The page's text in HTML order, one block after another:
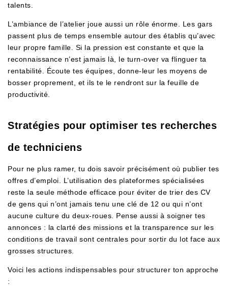
talents.
L’ambiance de l’atelier joue aussi un rôle énorme. Les gars
passent plus de temps ensemble autour des établis qu’avec
leur propre famille. Si la pression est constante et que la
reconnaissance n’est jamais là, le turn-over va flinguer ta
rentabilité. Écoute tes équipes, donne-leur les moyens de
bosser proprement, et ils te le rendront sur la feuille de
productivité.
Stratégies pour optimiser tes recherches
de techniciens
Pour ne plus ramer, tu dois savoir précisément où publier tes
offres d’emploi. L’utilisation des plateformes spécialisées
reste la seule méthode efficace pour éviter de trier des CV
de gens qui n’ont jamais tenu une clé de 12 ou qui n’ont
aucune culture du deux-roues. Pense aussi à soigner tes
annonces : la clarté des missions et la transparence sur les
conditions de travail sont centrales pour sortir du lot face aux
grosses structures.
Voici les actions indispensables pour structurer ton approche
: